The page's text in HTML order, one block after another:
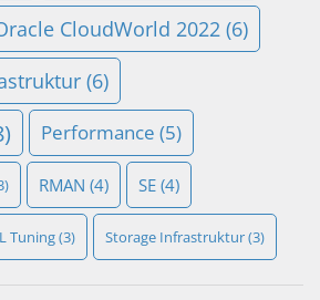
CloudWorld 2022 (6)
(6)
Performance (5)
RMAN (4) SE (4)
Tuning(3) Storage Infrastruktur(3)